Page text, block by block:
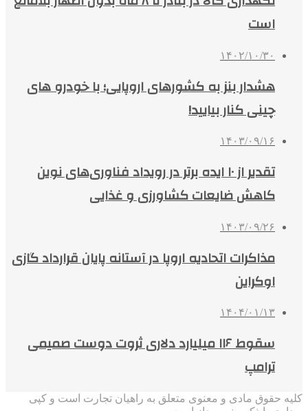
است
۱۴۰۲/۱۰/۳۰
هشدار بنز به کشورهای اروپایی؛ با خودرو های
چینی کنار بیایید!
۱۴۰۳/۰۹/۱۶
تقدیر از ۱۰ ایده برتر در رویداد فناوری‌های نوین
کاهش ضایعات کشاورزی و غذایی
۱۴۰۳/۰۹/۲۶
مذاکرات اتحادیه اروپا در آستانه پایان قرارداد گازی
اوکراین
۱۴۰۴/۰۱/۱۳
سقوط ۱۱۶ میلیارد دلاری ثروت دوست صمیمی
ترامپ
کلیه حقوق مادی و معنوی متعلق به راهیان تجارت است و کپی